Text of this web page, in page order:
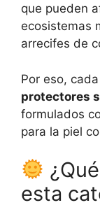
que pueden
ecosistemas
arrecifes de
Por eso,
protectores
formulados
para la piel
esta